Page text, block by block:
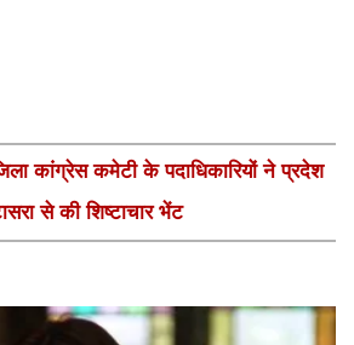
कांग्रेस कमेटी के पदाधिकारियों ने प्रदेश
से की शिष्टाचार भेंट